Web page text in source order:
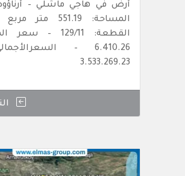
أرض في هاجي ماشلي –
المساحة: 551.19
القطعة: 129/11 –
6.410.26 –
3.533.269.23